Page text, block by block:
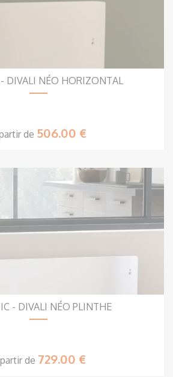
DIVALI NÉO HORIZONTAL
de 506.00 €
- DIVALI NÉO PLINTHE
de 729.00 €